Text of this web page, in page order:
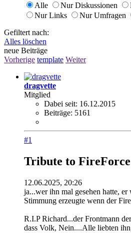
Alle
Nur Diskussionen
Nur Links
Nur Umfragen
Gefiltert nach:
Alles löschen
neue Beiträge
Vorherige template Weiter
dragvette
Mitglied
Dabei seit: 16.12.2015
Beiträge: 5161
#1
Tribute to
12.06.2025, 20:26
ja...wer ihn mal gesehen hatte,
Stimmung erzeugte wenn der
R.I.P Richard...der Frontmann
dass Volk, Nein....Alle liebten